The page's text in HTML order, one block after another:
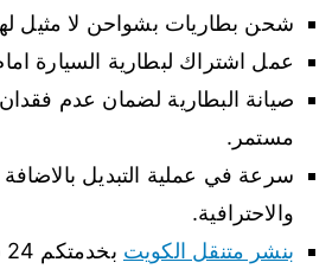
شحن بطاريات بشواحن لا مثيل
عمل اشتراك لبطارية السيارة
صيانة البطارية لضمان عدم
مستمر.
سرعة في عملية التبديل بالاضافة
والاحترافية.
بنشر متنقل الكويت بخدمتكم 24 ساعة.